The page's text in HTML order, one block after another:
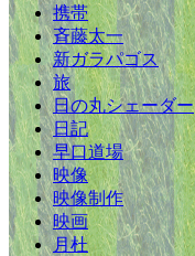
携帯
斉藤太一
新ガラパゴス
旅
日の丸シェーダー
日記
早口道場
映像
映像制作
映画
月杜